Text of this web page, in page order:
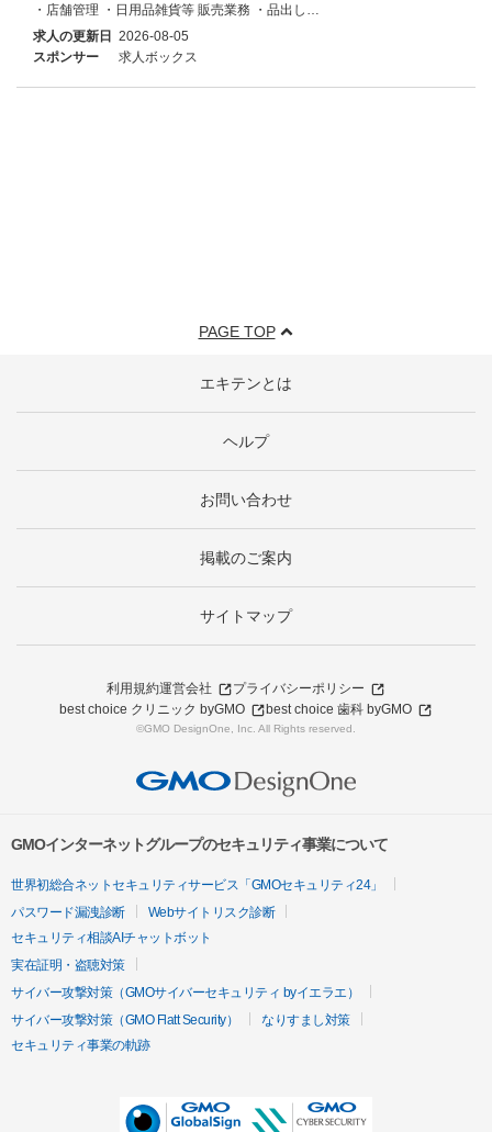
・店舗管理 ・日用品雑貨等 販売業務 ・品出し…
求人の更新日 2026-08-05
スポンサー
求人ボックス
PAGE TOP
エキテンとは
ヘルプ
お問い合わせ
掲載のご案内
サイトマップ
利用規約運営会社
プライバシーポリシー
best choice クリニック byGMO
best choice 歯科 byGMO
©GMO DesignOne, Inc. All Rights reserved.
GMOインターネットグループのセキュリティ事業について
世界初総合ネットセキュリティサービス「GMOセキュリティ24」
パスワード漏洩診断
Webサイトリスク診断
セキュリティ相談AIチャットボット
実在証明・盗聴対策
サイバー攻撃対策（GMOサイバーセキュリティ byイエラエ）
サイバー攻撃対策（GMO Flatt Security）
なりすまし対策
セキュリティ事業の軌跡